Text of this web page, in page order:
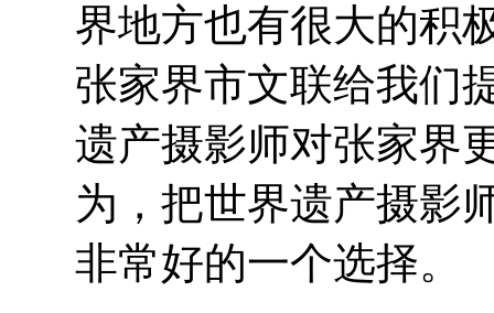
界地方也有很大的积
张家界市文联给我们
遗产摄影师对张家界
为，把世界遗产摄影
非常好的一个选择。